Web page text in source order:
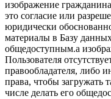
изображение
это согласие или
юридически
материалы в Базу
общедоступным.а
Пользователя
правообладателя, либо
права, чтобы загружать
числе делать его